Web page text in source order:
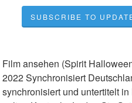
SUBSCRIBE TO
Film ansehen (Spirit
2022 Synchronisiert
synchronisiert und untertitelt